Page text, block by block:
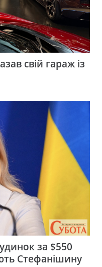
свій гараж із
за $550
Стефанішину